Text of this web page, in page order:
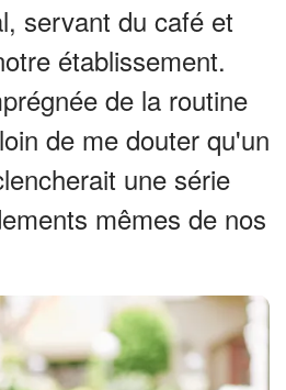
servant du café et
établissement.
de la routine
de me douter qu'un
une série
mêmes de nos